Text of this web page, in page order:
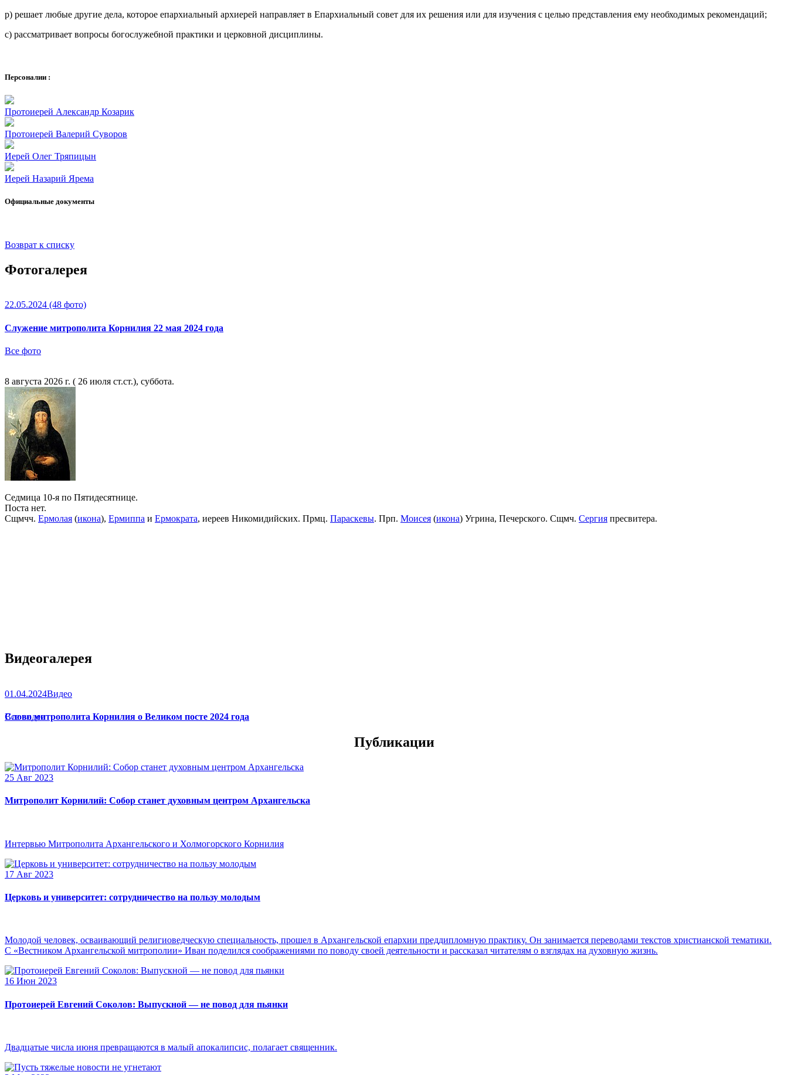
р) решает любые другие дела, которое епархиальный архиерей направляет в Епархиальный совет для их решения или для изучения с целью представления ему необходимых рекомендаций;
с) рассматривает вопросы богослужебной практики и церковной дисциплины.
Персоналии :
Протоиерей Александр Козарик
Протоиерей Валерий Суворов
Иерей Олег Тряпицын
Иерей Назарий Ярема
Официальные документы
Возврат к списку
Фотогалерея
22.05.2024 (48 фото)
Служение митрополита Корнилия 22 мая 2024 года
Все фото
8 августа 2026 г. ( 26 июля ст.ст.), суббота.
Седмица 10-я по Пятидесятнице.
Поста нет.
Сщмчч. Ермолая (икона), Ермиппа и Ермократа, иереев Никомидийских. Прмц. Параскевы. Прп. Моисея (икона) Угрина, Печерского. Сщмч. Сергия пресвитера.
Видеогалерея
01.04.2024Видео
Слово митрополита Корнилия о Великом посте 2024 года
Все видео
Публикации
25 Авг 2023
Митрополит Корнилий: Собор станет духовным центром Архангельска
Интервью Митрополита Архангельского и Холмогорского Корнилия
17 Авг 2023
Церковь и университет: сотрудничество на пользу молодым
Молодой человек, осваивающий религиоведческую специальность, прошел в Архангельской епархии преддипломную практику. Он занимается переводами текстов христианской тематики.
С «Вестником Архангельской митрополии» Иван поделился соображениями по поводу своей деятельности и рассказал читателям о взглядах на духовную жизнь.
16 Июн 2023
Протоиерей Евгений Соколов: Выпускной — не повод для пьянки
Двадцатые числа июня превращаются в малый апокалипсис, полагает священник.